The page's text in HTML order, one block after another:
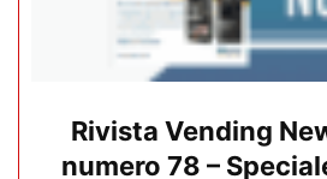
Rivista Vending
numero 78 –